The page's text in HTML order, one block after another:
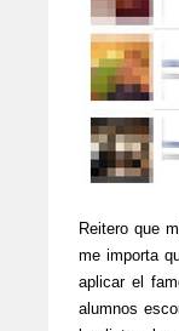
Reitero que
me importa
aplicar el
alumnos